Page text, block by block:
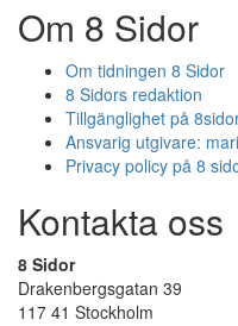
Om 8 Sidor
Om tidningen 8 Sidor
8 Sidors redaktion
Tillgänglighet på
Ansvarig utgivare:
Privacy policy på 8
Kontakta oss
8 Sidor
Drakenbergsgatan 39
117 41 Stockholm